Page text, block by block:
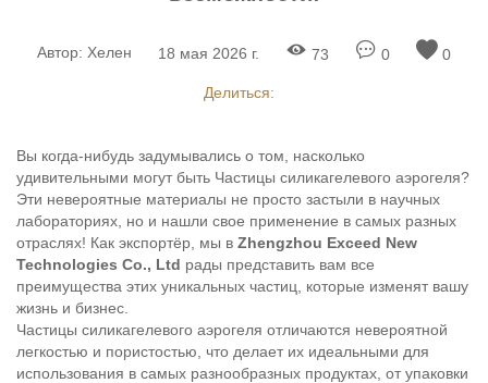
Автор: Хелен 18 мая 2026 г. 73 0 0
Делиться:
Вы когда-нибудь задумывались о том, насколько
удивительными могут быть Частицы силикагелевого аэрогеля?
Эти невероятные материалы не просто застыли в научных
лабораториях, но и нашли свое применение в самых разных
отраслях! Как экспортёр, мы в Zhengzhou Exceed New
Technologies Co., Ltd рады представить вам все
преимущества этих уникальных частиц, которые изменят вашу
жизнь и бизнес.
Частицы силикагелевого аэрогеля отличаются невероятной
легкостью и пористостью, что делает их идеальными для
использования в самых разнообразных продуктах, от упаковки